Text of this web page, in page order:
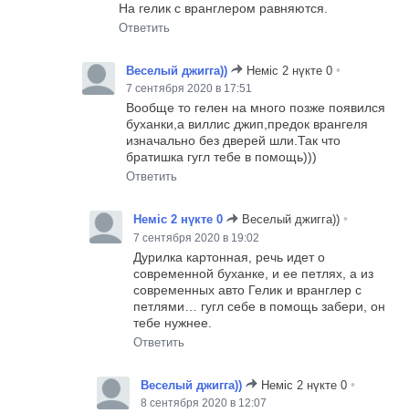
На гелик с вранглером равняются.
Ответить
Веселый джигга)) Немic 2 нүкте 0 •
7 сентября 2020 в 17:51
Вообще то гелен на много позже появился
буханки,а виллис джип,предок врангеля
изначально без дверей шли.Так что
братишка гугл тебе в помощь)))
Ответить
Немic 2 нүкте 0 Веселый джигга)) •
7 сентября 2020 в 19:02
Дурилка картонная, речь идет о
современной буханке, и ее петлях, а из
современных авто Гелик и вранглер с
петлями… гугл себе в помощь забери, он
тебе нужнее.
Ответить
Веселый джигга)) Немic 2 нүкте 0 •
8 сентября 2020 в 12:07